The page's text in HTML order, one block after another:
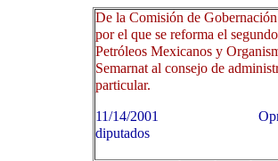
De la Comisión de
por el que se reforma el
Petróleos Mexicanos y
Semarnat al consejo de
particular.
11/14/2001 Oprima
diputados